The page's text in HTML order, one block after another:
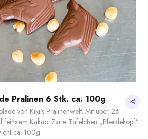
Pralinen 6 Stk. ca. 100g
von Kiki's Pralinenwelt. Mit über 26
feinstem Kakao. Zarte Täfelchen „Pferdekopf“.
ca. 100g.